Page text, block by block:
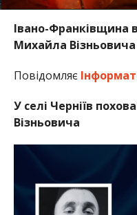
Івано-Франківщина
Михайла
Повідомляє
У селі Черніїв
Візньовича